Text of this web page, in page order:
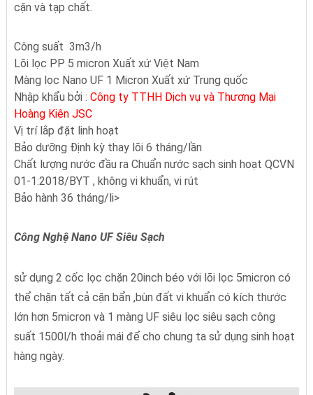
cặn và tạp chất.
Công suất 3m3/h
Lõi lọc PP 5 micron Xuất xứ Việt Nam
Màng lọc Nano UF 1 Micron Xuất xứ Trung quốc
Nhập khẩu bởi : Công ty TTHH Dịch vụ và Thương Mại
Hoàng Kiên JSC
Vị trí lắp đặt linh hoạt
Bảo dưỡng Định kỳ thay lõi 6 tháng/lần
Chất lượng nước đầu ra Chuẩn nước sạch sinh hoạt QCVN
01-1:2018/BYT , không vi khuẩn, vi rút
Bảo hành 36 tháng/li>
Công Nghệ Nano UF Siêu Sạch
sử dụng 2 cốc lọc chặn 20inch béo với lõi lọc 5micron có
thể chặn tất cả cặn bẩn ,bùn đất vi khuẩn có kích thước
lớn hơn 5micron và 1 màng UF siêu lọc siêu sạch công
suất 1500l/h thoải mái để cho chung ta sử dụng sinh hoạt
hàng ngày.